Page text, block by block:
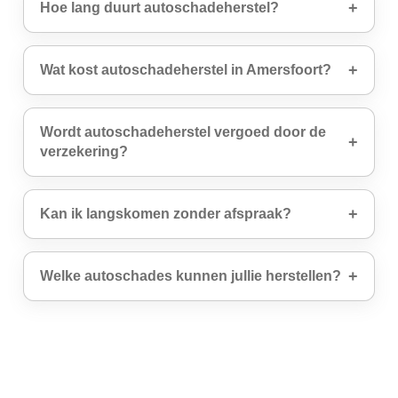
Hoe lang duurt autoschadeherstel?
Wat kost autoschadeherstel in Amersfoort?
Wordt autoschadeherstel vergoed door de
verzekering?
Kan ik langskomen zonder afspraak?
Welke autoschades kunnen jullie herstellen?